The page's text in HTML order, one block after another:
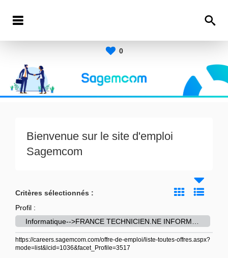
0
Bienvenue sur le site d'emploi
Sagemcom
Critères sélectionnés :
Profil :
https://careers.sagemcom.com/offre-de-emploi/liste-toutes-offres.aspx?
mode=list&lcid=1036&facet_Profile=3517